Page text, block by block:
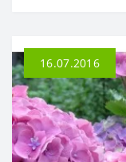
16.07.2016